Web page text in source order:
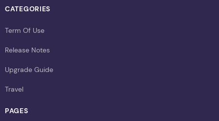
CATEGORIES
Term Of Use
Release Notes
Upgrade Guide
Travel
PAGES